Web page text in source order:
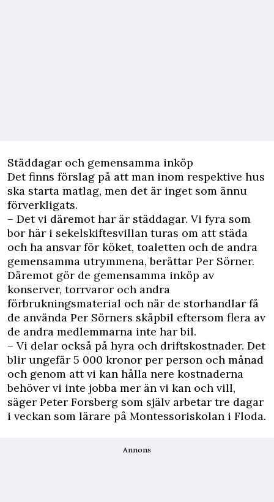
Städdagar och gemensamma inköp
Det finns förslag på att man inom respektive hus
ska starta matlag, men det är inget som ännu
förverkligats.
– Det vi däremot har är städdagar. Vi fyra som
bor här i sekelskiftesvillan turas om att städa
och ha ansvar för köket, toaletten och de andra
gemensamma utrymmena, berättar Per Sörner.
Däremot gör de gemensamma inköp av
konserver, torrvaror och andra
förbrukningsmaterial och när de storhandlar få
de använda Per Sörners skåpbil eftersom flera av
de andra medlemmarna inte har bil.
– Vi delar också på hyra och driftskostnader. Det
blir ungefär 5 000 kronor per person och månad
och genom att vi kan hålla nere kostnaderna
behöver vi inte jobba mer än vi kan och vill,
säger Peter Forsberg som själv arbetar tre dagar
i veckan som lärare på Montessoriskolan i Floda.
Annons